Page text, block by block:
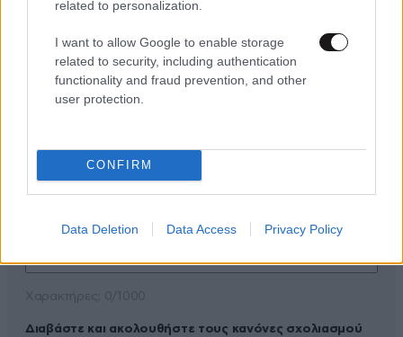
related to personalization.
I want to allow Google to enable storage
related to security, including authentication
functionality and fraud prevention, and other
user protection.
CONFIRM
Data Deletion Data Access Privacy Policy
ΠΡΟΣΘΕΣΤΕ ΤΟ ΣΧΟΛΙΟ ΣΑΣ
Διαβάστε και ακολουθήστε τους κανόνες σχολιασμού